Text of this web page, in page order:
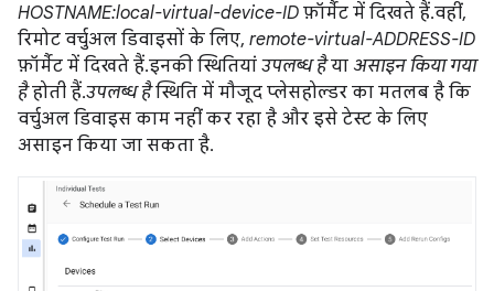
HOSTNAME:local-virtual-device-ID फ़ॉर्मैट में दिखते हैं. वहीं,
रिमोट वर्चुअल डिवाइसों के लिए, remote-virtual-ADDRESS-ID
फ़ॉर्मैट में दिखते हैं. इनकी स्थितियां उपलब्ध हैया असाइन किया गया
हैहोती हैं.उपलब्ध हैस्थिति में मौजूद प्लेसहोल्डर का मतलब है कि
वर्चुअल डिवाइस काम नहीं कर रहा है और इसे टेस्ट के लिए
असाइन किया जा सकता है.